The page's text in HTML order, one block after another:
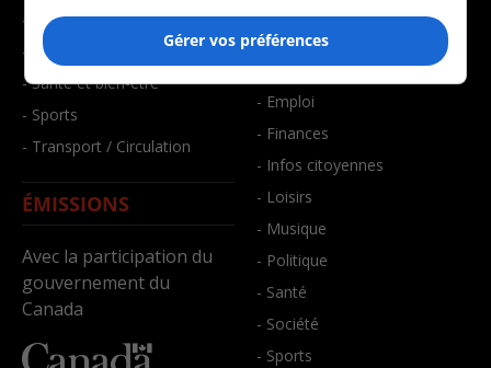
- Environnement
- Faits divers
- Santé et bien-être
- Sports
- Transport / Circulation
ÉMISSIONS
Avec la participation du
gouvernement du
Canada
- Art de vivre
- Bien-être
- Emploi
- Finances
- Infos citoyennes
- Loisirs
- Musique
- Politique
- Santé
- Société
- Sports
Gérer vos préférences